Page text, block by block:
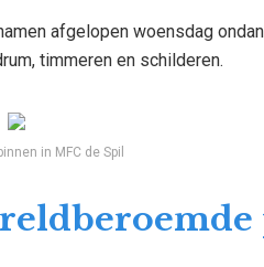
afgelopen woensdag
timmeren en schilderen.
in MFC de Spil